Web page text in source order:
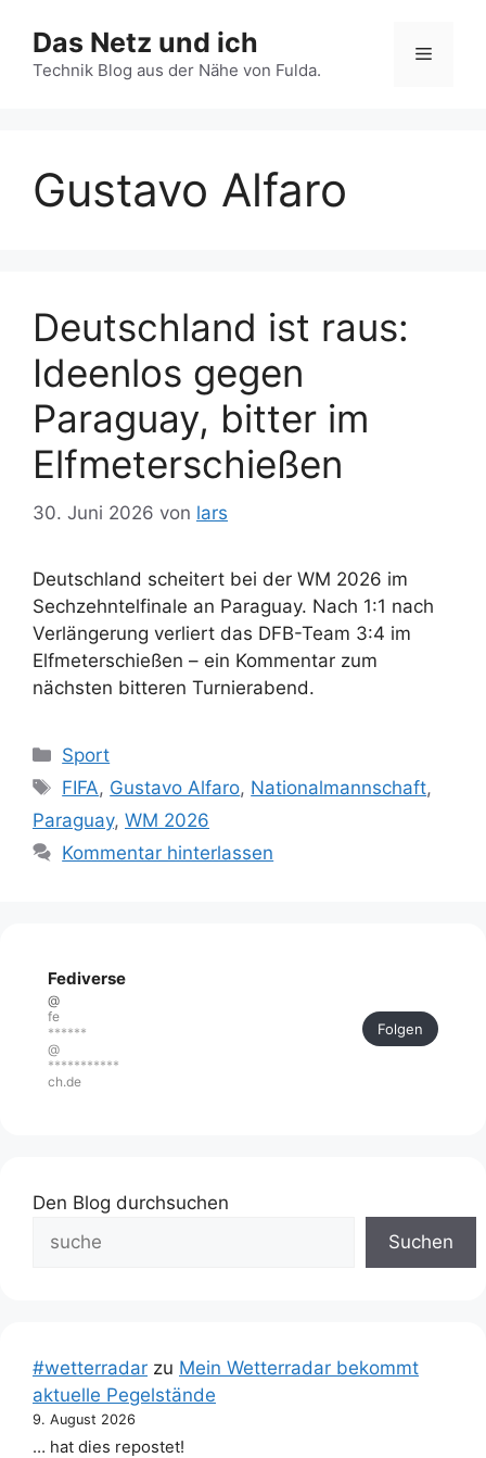
Inhalt
springen
Das Netz und ich
Technik Blog aus der Nähe von Fulda.
Menü
Gustavo Alfaro
Deutschland ist raus:
Ideenlos gegen
Paraguay, bitter im
Elfmeterschießen
30. Juni 2026 von lars
Deutschland scheitert bei der WM 2026 im
Sechzehntelfinale an Paraguay. Nach 1:1 nach
Verlängerung verliert das DFB-Team 3:4 im
Elfmeterschießen – ein Kommentar zum
nächsten bitteren Turnierabend.
Kategorien
Sport
Schlagwörter
FIFA, Gustavo Alfaro, Nationalmannschaft,
Paraguay, WM 2026
Kommentar hinterlassen
Fediverse
@
fe
******
@
***********
ch.de
Folgen
Den Blog durchsuchen
Suchen
#wetterradar zu Mein Wetterradar bekommt
aktuelle Pegelstände
9. August 2026
… hat dies repostet!